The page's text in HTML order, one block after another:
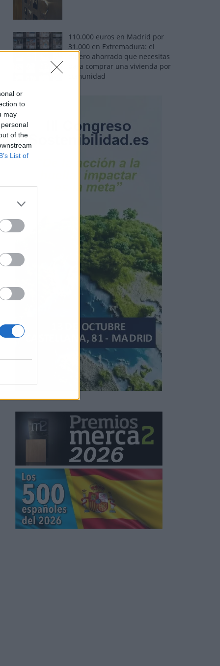
or
to
may
of the
List of
110.000 euros en Madrid por
31.000 en Extremadura: el
dinero ahorrado que necesitas
para comprar una vivienda por
comunidad